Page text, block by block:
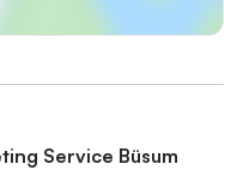
Service Büsum